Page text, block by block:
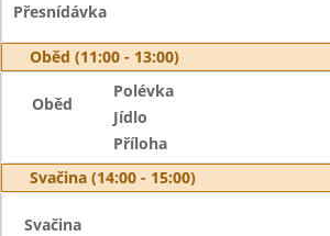
Přesnídávka
Oběd (11:00 - 13:00)
Oběd
Polévka
Jídlo
Příloha
Svačina (14:00 - 15:00)
Svačina